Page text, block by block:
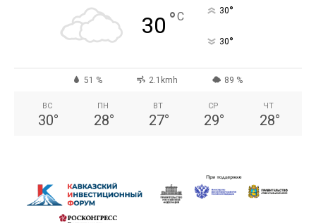
30 °C 30°
30°
51 % 2.1kmh 89 %
ВС
30°
ПН
28°
ВТ
27°
СР
29°
ЧТ
28°